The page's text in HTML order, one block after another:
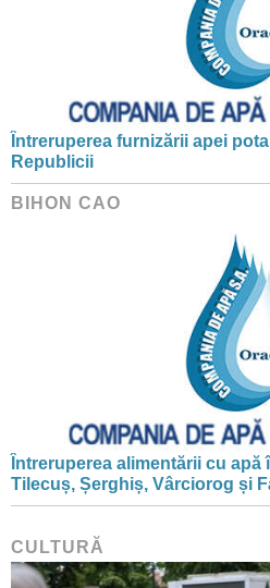
Întreruperea furnizării apei
Republicii
BIHON CAO
Întreruperea alimentării cu
Tilecuș, Șerghiș, Vârciorog și
CULTURĂ